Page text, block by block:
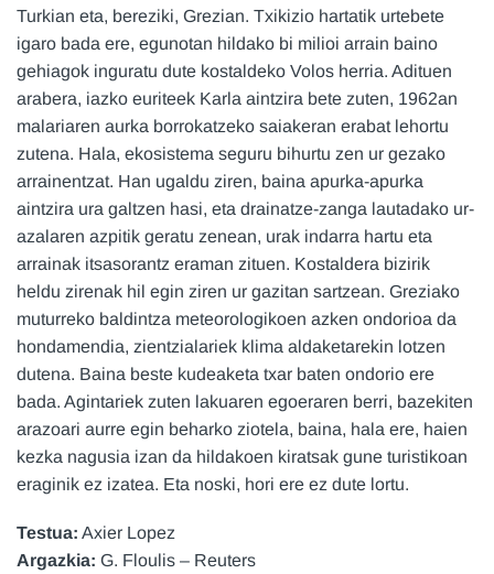
Turkian eta, bereziki, Grezian. Txikizio hartatik urtebete
igaro bada ere, egunotan hildako bi milioi arrain baino
gehiagok inguratu dute kostaldeko Volos herria. Adituen
arabera, iazko euriteek Karla aintzira bete zuten, 1962an
malariaren aurka borrokatzeko saiakeran erabat lehortu
zutena. Hala, ekosistema seguru bihurtu zen ur gezako
arrainentzat. Han ugaldu ziren, baina apurka-apurka
aintzira ura galtzen hasi, eta drainatze-zanga lautadako ur-
azalaren azpitik geratu zenean, urak indarra hartu eta
arrainak itsasorantz eraman zituen. Kostaldera bizirik
heldu zirenak hil egin ziren ur gazitan sartzean. Greziako
muturreko baldintza meteorologikoen azken ondorioa da
hondamendia, zientzialariek klima aldaketarekin lotzen
dutena. Baina beste kudeaketa txar baten ondorio ere
bada. Agintariek zuten lakuaren egoeraren berri, bazekiten
arazoari aurre egin beharko ziotela, baina, hala ere, haien
kezka nagusia izan da hildakoen kiratsak gune turistikoan
eraginik ez izatea. Eta noski, hori ere ez dute lortu.
Testua: Axier Lopez
Argazkia: G. Floulis – Reuters